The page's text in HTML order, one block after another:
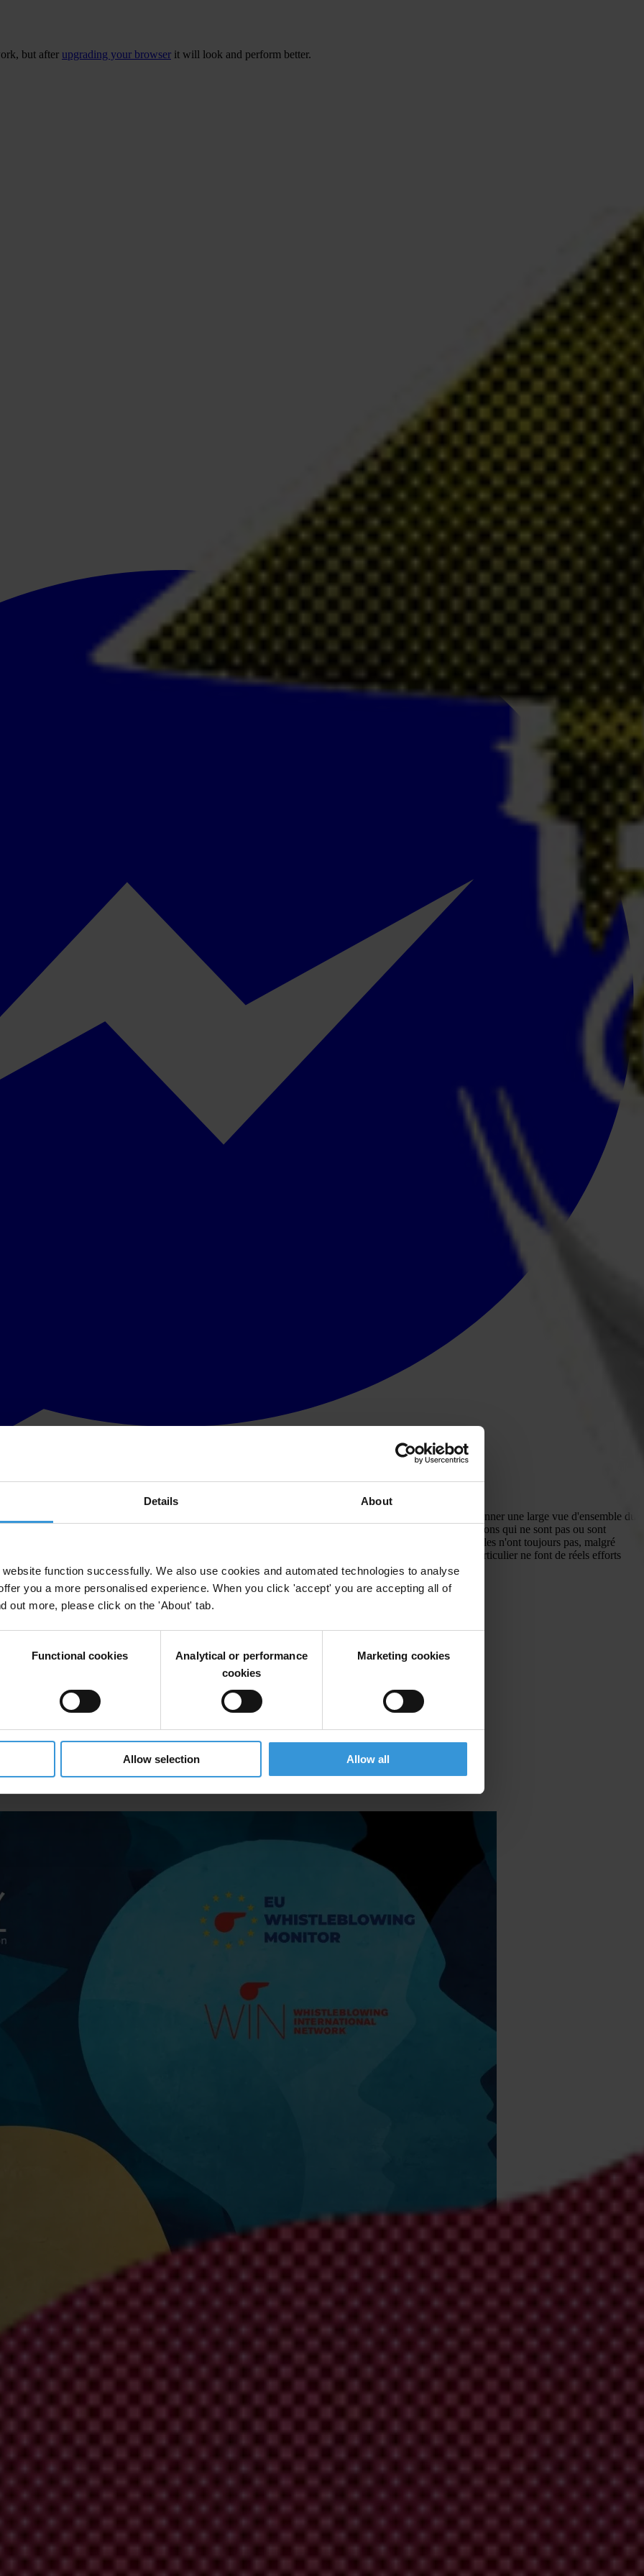
Details About
function successfully. We also use cookies and automated technologies to analyse
you a more personalised experience. When you click 'accept' you are accepting all of
out more, please click on the 'About' tab.
Functional cookies
Analytical or performance
cookies
Marketing cookies
Allow selection Allow all
but after upgrading your browser it will look and perform better.
du « Système National d'Intégrité » (SNI) développé par Transparency International. Il vise ainsi à donner une large vue d'ensemble du
impact sur la corruption en Belgique. En abordant les différents piliers, nous avons fait mention de fonctions qui ne sont pas ou sont
l'instant aucune compétence d'enquête administrative au niveau fédéral. En outre, lesautorités fédérales n'ont toujours pas, malgré
Enfin, on observe que ni les autorités en général ni les acteurs chargés de lutte contre la corruption en particulier ne font de réels efforts
English (Executive Summary)